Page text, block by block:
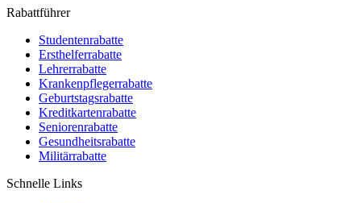
Rabattführer
Studentenrabatte
Ersthelferrabatte
Lehrerrabatte
Krankenpflegerrabatte
Geburtstagsrabatte
Kreditkartenrabatte
Seniorenrabatte
Gesundheitsrabatte
Militärrabatte
Schnelle Links